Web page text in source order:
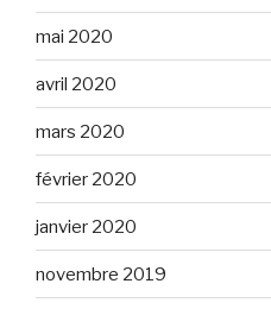
mai 2020
avril 2020
mars 2020
février 2020
janvier 2020
novembre 2019